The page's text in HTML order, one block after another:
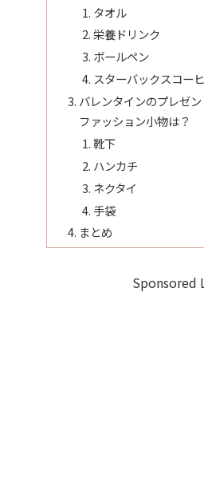
タオル
栄養ドリンク
ボールペン
スターバックスコー
バレンタインのプレゼ
ファッション小物は？
靴下
ハンカチ
ネクタイ
手袋
まとめ
Sponsored